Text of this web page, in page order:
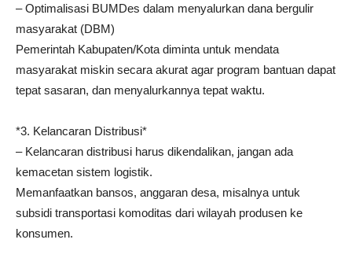
– Optimalisasi BUMDes dalam menyalurkan dana bergulir
masyarakat (DBM)
Pemerintah Kabupaten/Kota diminta untuk mendata
masyarakat miskin secara akurat agar program bantuan dapat
tepat sasaran, dan menyalurkannya tepat waktu.
*3. Kelancaran Distribusi*
– Kelancaran distribusi harus dikendalikan, jangan ada
kemacetan sistem logistik.
Memanfaatkan bansos, anggaran desa, misalnya untuk
subsidi transportasi komoditas dari wilayah produsen ke
konsumen.